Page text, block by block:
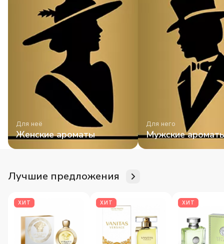
Для неё
Женские ароматы
Для него
Мужские
Лучшие предложения
ХИТ ХИТ ХИТ